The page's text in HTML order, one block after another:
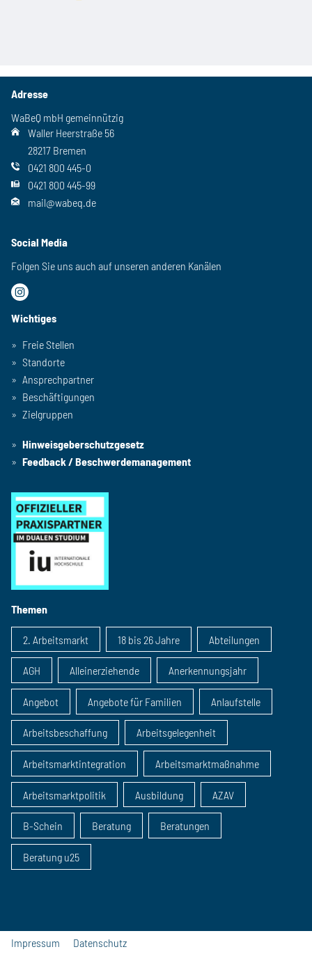
Adresse
WaBeQ mbH gemeinnützig
Waller Heerstraße 56
28217 Bremen
0421 800 445-0
0421 800 445-99
mail@wabeq.de
Social Media
Folgen Sie uns auch auf unseren anderen Kanälen
Wichtiges
Freie Stellen
Standorte
Ansprechpartner
Beschäftigungen
Zielgruppen
Hinweisgeberschutzgesetz
Feedback / Beschwerdemanagement
Themen
2. Arbeitsmarkt 18 bis 26 Jahre Abteilungen
AGH Alleinerziehende Anerkennungsjahr
Angebot Angebote für Familien Anlaufstelle
Arbeitsbeschaffung Arbeitsgelegenheit
Arbeitsmarktintegration Arbeitsmarktmaßnahme
Arbeitsmarktpolitik Ausbildung AZAV
B-Schein Beratung Beratungen
Beratung u25
Impressum Datenschutz